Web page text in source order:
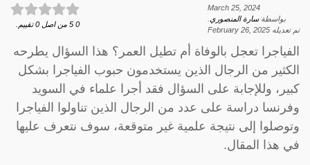
March 25, 2024
بواسطةسارة المنصوري
تم تعديله February 26, 2025
0
5 من اصل 0 تقييم.
الفياجرا تعجل بالوفاة أم تطيل العمر؟ هذا السؤال يطرحه
الكثير من الرجال الذين يستخدمون حبوب الفياجرا بشكل
كبير، وللإجابة على السؤال فقد أجرا علماء في السويد
وفرنسا دراسة على عدد من الرجال الذين تناولوا الفياجرا
وتوصلوا إلى نتيجة علمية غير متوقعة، سوف نتعرف عليها
في هذا المقال.